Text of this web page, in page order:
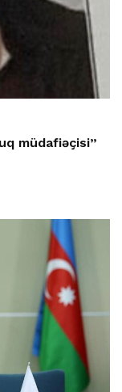
müdafiəçisi”